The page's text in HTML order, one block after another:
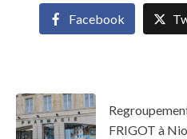
Facebook
FRIGOT à